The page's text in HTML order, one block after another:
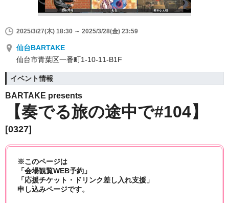
2025/3/27(木) 18:30 ～ 2025/3/28(金) 23:59
仙台BARTAKE
仙台市青葉区一番町1-10-11-B1F
イベント情報
BARTAKE presents
【奏でる旅の途中で#104】
[0327]
※このページは
「会場観覧WEB予約」
「応援チケット・ドリンク差し入れ支援」
申し込みページです。